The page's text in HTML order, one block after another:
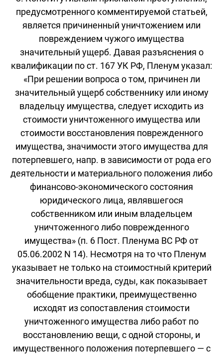
предусмотренного комментируемой статьей,
является причиненный уничтожением или
повреждением чужого имущества
значительный ущерб. Давая разъяснения о
квалификации по ст. 167 УК РФ, Пленум указал:
«При решении вопроса о том, причинен ли
значительный ущерб собственнику или иному
владельцу имущества, следует исходить из
стоимости уничтоженного имущества или
стоимости восстановления поврежденного
имущества, значимости этого имущества для
потерпевшего, напр. в зависимости от рода его
деятельности и материального положения либо
финансово-экономического состояния
юридического лица, являвшегося
собственником или иным владельцем
уничтоженного либо поврежденного
имущества» (п. 6 Пост. Пленума ВС РФ от
05.06.2002 N 14). Несмотря на то что Пленум
указывает не только на стоимостный критерий
значительности вреда, суды, как показывает
обобщение практики, преимущественно
исходят из сопоставления стоимости
уничтоженного имущества либо работ по
восстановлению вещи, с одной стороны, и
имущественного положения потерпевшего — с